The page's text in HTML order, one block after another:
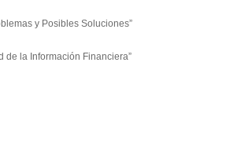
y Posibles Soluciones”
de la Información Financiera”